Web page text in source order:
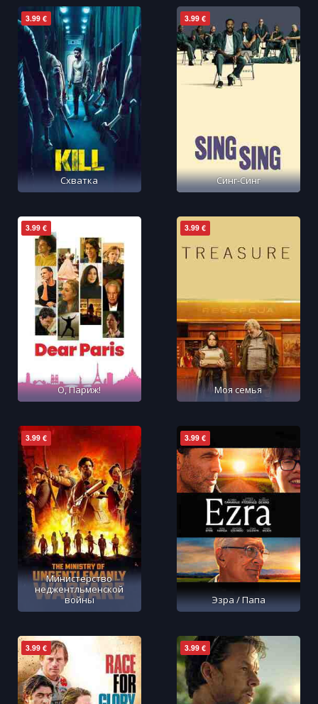
3.99 €
Синг-Синг
3.99 €
Схватка
3.99 €
Моя семья
3.99 €
О, Париж!
3.99 €
Эзра / Папа
3.99 €
Министерство
неджентльменской
войны
3.99 €
3.99 €